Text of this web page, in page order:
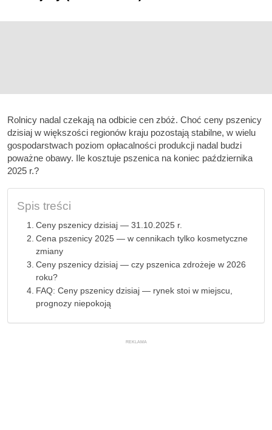
Rolnicy nadal czekają na odbicie cen zbóż. Choć ceny pszenicy
dzisiaj w większości regionów kraju pozostają stabilne, w wielu
gospodarstwach poziom opłacalności produkcji nadal budzi
poważne obawy. Ile kosztuje pszenica na koniec października
2025 r.?
Spis treści
Ceny pszenicy dzisiaj — 31.10.2025 r.
Cena pszenicy 2025 — w cennikach tylko kosmetyczne
zmiany
Ceny pszenicy dzisiaj — czy pszenica zdrożeje w 2026
roku?
FAQ: Ceny pszenicy dzisiaj — rynek stoi w miejscu,
prognozy niepokoją
REKLAMA